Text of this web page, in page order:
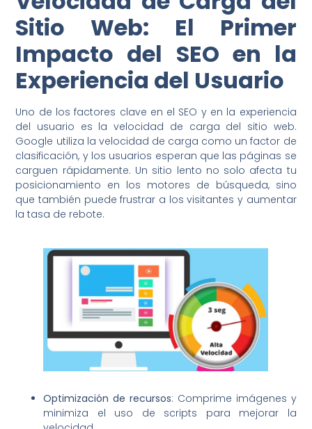
Sitio Web: El Primer
Impacto del SEO en la
Experiencia del Usuario
Uno de los factores clave en el SEO y en la experiencia
del usuario es la velocidad de carga del sitio web.
Google utiliza la velocidad de carga como un factor de
clasificación, y los usuarios esperan que las páginas se
carguen rápidamente. Un sitio lento no solo afecta tu
posicionamiento en los motores de búsqueda, sino
que también puede frustrar a los visitantes y aumentar
la tasa de rebote.
Optimización de recursos: Comprime imágenes y
minimiza el uso de scripts para mejorar la